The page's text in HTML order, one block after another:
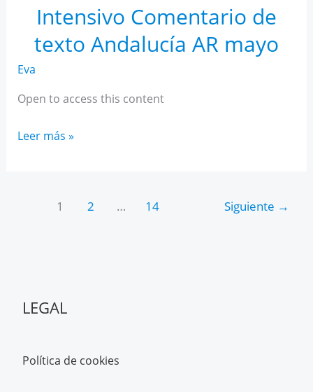
estudiantes
Intensivo Comentario de
texto Andalucía AR mayo
Eva
Open to access this content
Intensivo
Andalucía
Leer más »
1 2 … 14 Siguiente →
LEGAL
Política de cookies